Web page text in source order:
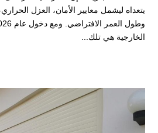
يتعداه ليشمل معايير الأمان، العزل
الخارجية هي تلك...